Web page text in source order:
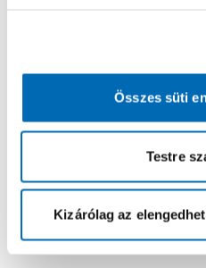
Összes süti
Testre
Kizárólag az